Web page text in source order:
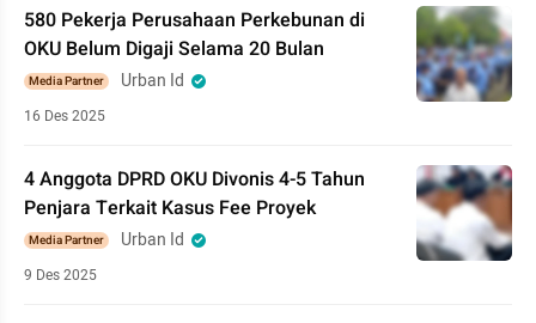
580 Pekerja Perusahaan Perkebunan di
OKU Belum Digaji Selama 20 Bulan
Media Partner Urban Id
16 Des 2025
4 Anggota DPRD OKU Divonis 4-5 Tahun
Penjara Terkait Kasus Fee Proyek
Media Partner Urban Id
9 Des 2025